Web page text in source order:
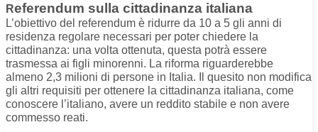
Referendum sulla cittadinanza italiana
L’obiettivo del referendum è ridurre da 10 a 5 gli anni di
residenza regolare necessari per poter chiedere la
cittadinanza: una volta ottenuta, questa potrà essere
trasmessa ai figli minorenni. La riforma riguarderebbe
almeno 2,3 milioni di persone in Italia. Il quesito non modifica
gli altri requisiti per ottenere la cittadinanza italiana, come
conoscere l’italiano, avere un reddito stabile e non avere
commesso reati.